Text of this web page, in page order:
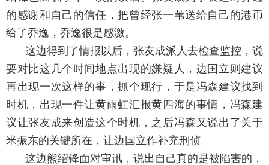
的感谢和自己的信任，把曾经张一苇送给自己的港币
给了乔逸，乔逸很是感激。
这边得到了情报以后，张友成派人去检查监控，说
要对比这几个时间地点出现的嫌疑人，边国立则建议
再出现一次这样的事，抓个现行，于是冯森建议找到
时机，出现一件让黄雨虹汇报黄四海的事情，冯森建
议让张友成来创造这个时机，之后冯森又说出了关于
米振东的关键所在，让边国立作补充刑侦。
这边熊绍锋面对审讯，说出自己真的是被陷害的，